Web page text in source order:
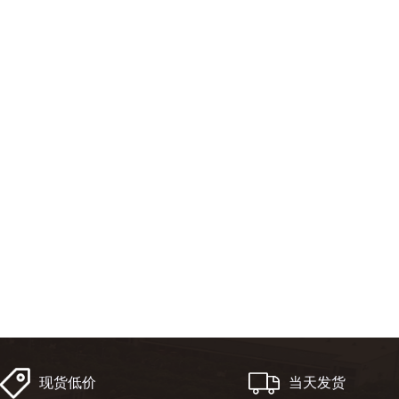
现货低价 当天发货